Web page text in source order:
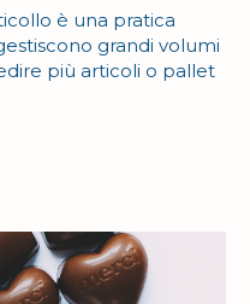
è una pratica
grandi volumi
più articoli o pallet